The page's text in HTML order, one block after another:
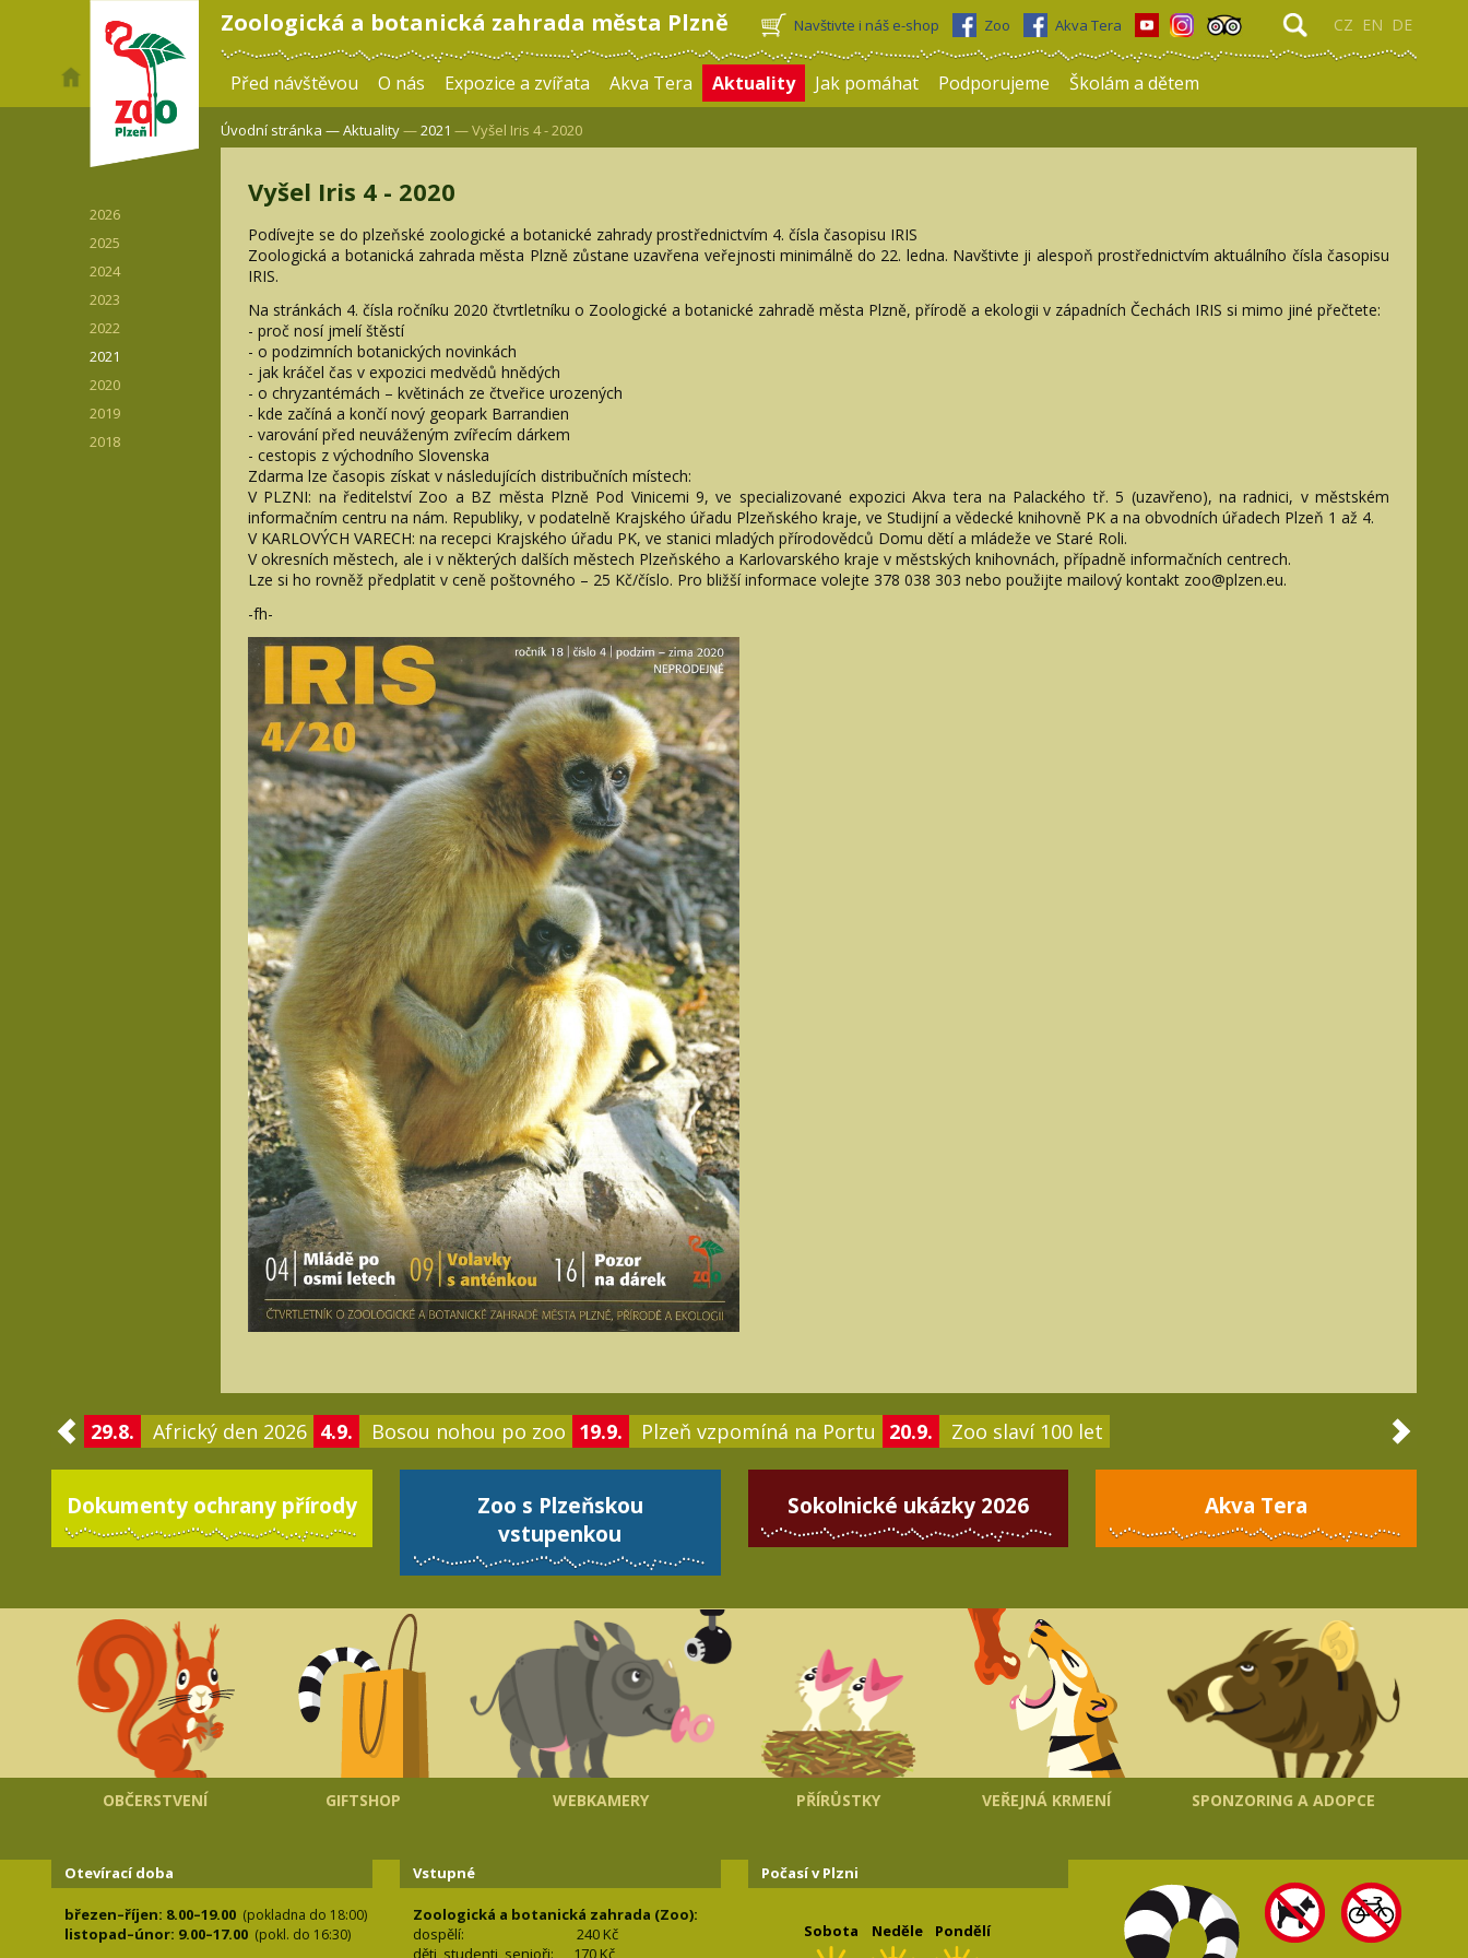
Zoologická a botanická zahrada města Plzně CZ EN DE
Navštivte i náš e-shop Zoo Akva Tera
Před návštěvou O nás Expozice a zvířata Akva Tera Aktuality Jak pomáhat Podporujeme Školám a dětem
2026
2025
2024
2023
2022
2021
2020
2019
2018
Úvodní stránka —Aktuality—2021 — Vyšel Iris 4 - 2020
Vyšel Iris 4 - 2020
Podívejte se do plzeňské zoologické a botanické zahrady prostřednictvím 4. čísla časopisu IRIS
Zoologická a botanická zahrada města Plzně zůstane uzavřena veřejnosti minimálně do 22. ledna. Navštivte ji alespoň prostřednictvím aktuálního čísla časopisu
IRIS.
Na stránkách 4. čísla ročníku 2020 čtvrtletníku o Zoologické a botanické zahradě města Plzně, přírodě a ekologii v západních Čechách IRIS si mimo jiné přečtete:
- proč nosí jmelí štěstí
- o podzimních botanických novinkách
- jak kráčel čas v expozici medvědů hnědých
- o chryzantémách – květinách ze čtveřice urozených
- kde začíná a končí nový geopark Barrandien
- varování před neuváženým zvířecím dárkem
- cestopis z východního Slovenska
Zdarma lze časopis získat v následujících distribučních místech:
V PLZNI: na ředitelství Zoo a BZ města Plzně Pod Vinicemi 9, ve specializované expozici Akva tera na Palackého tř. 5 (uzavřeno), na radnici, v městském
informačním centru na nám. Republiky, v podatelně Krajského úřadu Plzeňského kraje, ve Studijní a vědecké knihovně PK a na obvodních úřadech Plzeň 1 až 4.
V KARLOVÝCH VARECH: na recepci Krajského úřadu PK, ve stanici mladých přírodovědců Domu dětí a mládeže ve Staré Roli.
V okresních městech, ale i v některých dalších městech Plzeňského a Karlovarského kraje v městských knihovnách, případně informačních centrech.
Lze si ho rovněž předplatit v ceně poštovného – 25 Kč/číslo. Pro bližší informace volejte 378 038 303 nebo použijte mailový kontakt zoo@plzen.eu.
-fh-
29.8. Africký den 2026 4.9. Bosou nohou po zoo 19.9. Plzeň vzpomíná na Portu 20.9. Zoo slaví 100 let
Dokumenty ochrany přírody
Zoo s Plzeňskou
vstupenkou
Sokolnické ukázky 2026 Akva Tera
OBČERSTVENÍ GIFTSHOP WEBKAMERY PŘÍRŮSTKY VEŘEJNÁ KRMENÍ SPONZORING A ADOPCE
Otevírací doba
březen–říjen: 8.00–19.00 (pokladna do 18:00)
listopad–únor: 9.00–17.00 (pokl. do 16:30)
Vstupné
Zoologická a botanická zahrada (Zoo):
dospělí:
240 Kč
děti, studenti, senioři: 170Kč
Počasí v Plzni
Sobota Neděle Pondělí